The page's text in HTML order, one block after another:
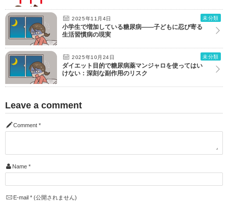
2025年11月4日 未分類
小学生で増加している糖尿病――子どもに忍び寄る
生活習慣病の現実
2025年10月24日 未分類
ダイエット目的で糖尿病薬マンジャロを使ってはい
けない：深刻な副作用のリスク
Leave a comment
Comment *
Name *
E-mail *(公開されません)